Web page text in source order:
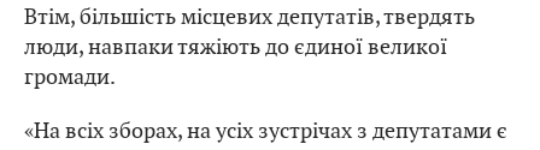
Втім, більшість місцевих депутатів, твердять
люди, навпаки тяжіють до єдиної великої
громади.
«На всіх зборах, на усіх зустрічах з депутатами є